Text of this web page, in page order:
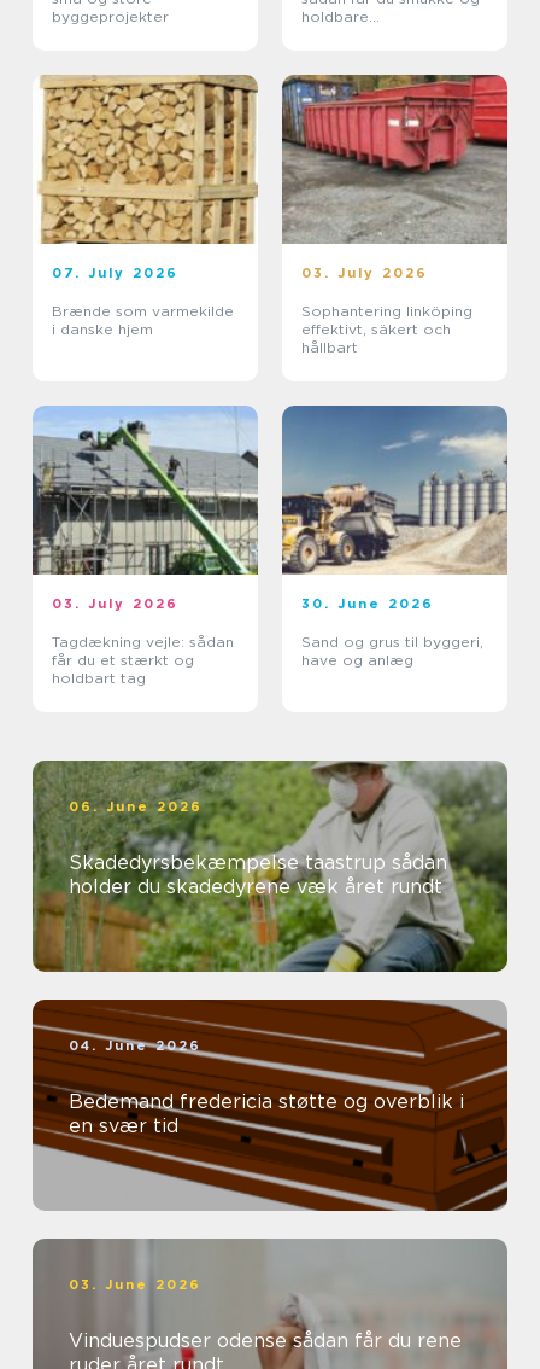
byggeprojekter
holdbare
07. July 2026
Brænde som varmekilde
i danske hjem
03. July 2026
Sophantering linköping
effektivt, säkert och
hållbart
03. July 2026
Tagdækning vejle: sådan
får du et stærkt og
holdbart tag
30. June 2026
Sand og grus til byggeri,
have og anlæg
06. June 2026
Skadedyrsbekæmpelse taastrup sådan
holder du skadedyrene væk året rundt
04. June 2026
Bedemand fredericia støtte og overblik i
en svær tid
03. June 2026
Vinduespudser odense sådan får du rene